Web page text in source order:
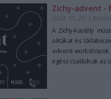
Zichy-advent -
2024. 11. 25. |
A Zichy-kastély
sétákat és
adventi
egész családnak az